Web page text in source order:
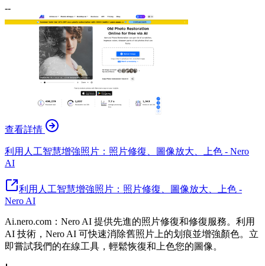
--
查看詳情
利用人工智慧增強照片：照片修復、圖像放大、上色 - Nero
AI
利用人工智慧增強照片：照片修復、圖像放大、上色 -
Nero AI
Ai.nero.com：Nero AI 提供先進的照片修復和修復服務。利用
AI 技術，Nero AI 可快速消除舊照片上的划痕並增強顏色。立
即嘗試我們的在線工具，輕鬆恢復和上色您的圖像。